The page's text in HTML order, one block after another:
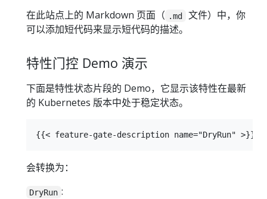
在此站点上的 Markdown 页面（ .md
文件）中，你
可以添加短代码来显示短代码的描述。
特性门控 Demo 演示
下面是特性状态片段的 Demo，它显示该特性在最新
的 Kubernetes 版本中处于稳定状态。
会转换为：
DryRun :